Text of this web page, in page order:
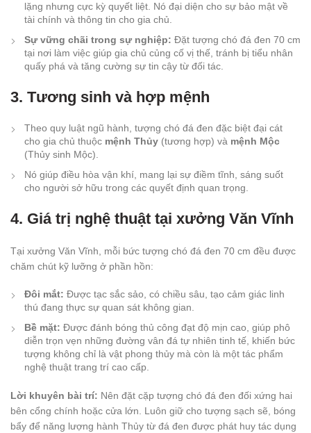
lặng nhưng cực kỳ quyết liệt. Nó đại diện cho sự bảo mật về
tài chính và thông tin cho gia chủ.
Sự vững chãi trong sự nghiệp: Đặt tượng chó đá đen 70 cm
tại nơi làm việc giúp gia chủ củng cố vị thế, tránh bị tiểu nhân
quấy phá và tăng cường sự tin cậy từ đối tác.
3. Tương sinh và hợp mệnh
Theo quy luật ngũ hành, tượng chó đá đen đặc biệt đại cát
cho gia chủ thuộc mệnh Thủy (tương hợp) và mệnh Mộc
(Thủy sinh Mộc).
Nó giúp điều hòa vận khí, mang lại sự điềm tĩnh, sáng suốt
cho người sở hữu trong các quyết định quan trọng.
4. Giá trị nghệ thuật tại xưởng Văn Vĩnh
Tại xưởng Văn Vĩnh, mỗi bức tượng chó đá đen 70 cm đều được
chăm chút kỹ lưỡng ở phần hồn:
Đôi mắt: Được tạc sắc sảo, có chiều sâu, tạo cảm giác linh
thú đang thực sự quan sát không gian.
Bề mặt: Được đánh bóng thủ công đạt độ mịn cao, giúp phô
diễn trọn vẹn những đường vân đá tự nhiên tinh tế, khiến bức
tượng không chỉ là vật phong thủy mà còn là một tác phẩm
nghệ thuật trang trí cao cấp.
Lời khuyên bài trí: Nên đặt cặp tượng chó đá đen đối xứng hai
bên cổng chính hoặc cửa lớn. Luôn giữ cho tượng sạch sẽ, bóng
bẩy để năng lượng hành Thủy từ đá đen được phát huy tác dụng